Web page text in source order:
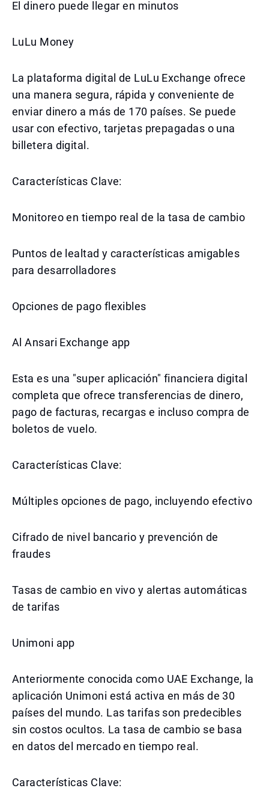
El dinero puede llegar en minutos
LuLu Money
La plataforma digital de LuLu Exchange ofrece
una manera segura, rápida y conveniente de
enviar dinero a más de 170 países. Se puede
usar con efectivo, tarjetas prepagadas o una
billetera digital.
Características Clave:
Monitoreo en tiempo real de la tasa de cambio
Puntos de lealtad y características amigables
para desarrolladores
Opciones de pago flexibles
Al Ansari Exchange app
Esta es una "super aplicación" financiera digital
completa que ofrece transferencias de dinero,
pago de facturas, recargas e incluso compra de
boletos de vuelo.
Características Clave:
Múltiples opciones de pago, incluyendo efectivo
Cifrado de nivel bancario y prevención de
fraudes
Tasas de cambio en vivo y alertas automáticas
de tarifas
Unimoni app
Anteriormente conocida como UAE Exchange, la
aplicación Unimoni está activa en más de 30
países del mundo. Las tarifas son predecibles
sin costos ocultos. La tasa de cambio se basa
en datos del mercado en tiempo real.
Características Clave: